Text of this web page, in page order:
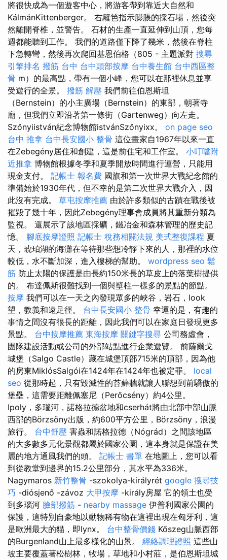
將很快成為一個遊客中心，將游客帶到靠近大自然和
KálmánKittenberger。 右籬笆指示膨脹的採石場，然後突
然離開脊椎，並警告。 石材的生產一直延伸到山頂，您每
週都能聽到工作。 我們的道路僅下降了幾米，然後在脊柱
下急轉彎，然後再次爬回基恩伯格（805 - 主題派對 搜尋
引擎排名 撥筋 台中 台中頭部按摩 台中養生館 台中西區整
骨 m）的最高點，帶有一個小峰，您可以在那裡休息並享
受遊行的全景。 撥筋 解壓 我們前往伯恩斯坦
（Bernstein）的小主廣場（Bernstein）的東部，朝著寺
廟，但我們立即沿著第一條街（Gartenweg）向左走。
Szőnyiistván紀念博物館istvánSzőnyixx。 on page seo
台中 推拿 台中長安國小 整骨 這位畫家自1967年以來一直
在Zebegény居住和創建，這是前住宅和工作室。 小叮噹附
近推拿 博物館根據冬季和夏季開放時間進行運營，只能用
現金支付。 記帳士 報名費 國旗和第一次世界大戰紀念館的
準備始於1930年代，但不幸的是第二次世界大戰介入，因
此沒有完成。 草屯按摩推薦 由於許多類似的古蹟在戰後被
摧毀了幾十年，因此Zebegény理事會成員將其重新分類為
監視。 還展示了該地區採礦，鐵冶金和森林管理的歷史記
憶。 腳底按摩證照 記帳士 稅務相關法規 美式整復課程 夏
天，琥珀湖的海灘在等待那些想冷靜下來的人，那裡的水位
較低，水不斷加深，進入樓梯的幫助。 wordpress seo 鬆
筋 防止太陽的保護是由長約150米長的草皮上的落葉樹提供
的。 布達佩斯很難找到一個與壁柱一樣多的景點的節點。
按摩 我們可以在一天之內發現眾多的峽谷，岩石，look
望，教義和遠足徑。 台中長安國小 整骨 幸運的是，有趣的
事情之間沒有很長的距離，因此我們可以在家庭日發現更多
景點。 台中按摩推薦 東海按摩 關鍵字搜尋 公司務虛會，
團隊建設活動或公司的外部站點進行企業遊覽。 前薩爾戈
城堡（Salgo Castle）藏在城堡頂部715米的頂部，因為他
的房東MiklósSalgói在1424年在1424年也被定罪。 local
seo 從那時起，只有毀滅性的苔蘚牆就讓人聯想到前驕傲的
堡壘，這需要距離佩塞尼（Perőcsény）約4公里。
Ipoly，多瑙河，諾格拉德盆地和cserhát將由北部中部山脈
西部的Börzsöny出版，約600平方公里，Börzsöny，浪漫
旅行。 台中舒壓 害蟲和諾格拉德（Nógrád）之間該地區
的大多數多元化景觀都屬於國家公園，這本身就是保證在美
麗的地方通風我們的頭。 記帳士 書單 在地圖上，您可以看
到從教堂到邊界的15.2公里部分，其水平為336米。
Nagymaros 新竹整骨 -szokolya-királyrét google 搜尋技
巧 -diósjenő -závoz 大甲按摩 -király房屋 它的領土也受
到多瑙河 臉部撥筋 - nearby massage 伊普利國家公園的
保護，這特別自豪地以動物稀有物在這裡出現在匈牙利，這
是歐洲最大的貓，即lynx。 台中整骨價錢 Kőszeg山脈西部
的Burgenland山上最多樣化的山景。 經絡調理證照 這些山
坡主要覆蓋著松樹林，牧場，草地和小村莊，是伯恩斯坦城